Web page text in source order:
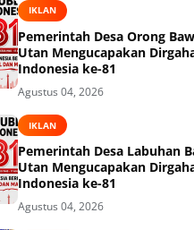
IKLAN
Pemerintah Desa Orong
Utan Mengucapakan
Indonesia ke-81
Agustus 04, 2026
IKLAN
Pemerintah Desa Labuhan
Utan Mengucapakan
Indonesia ke-81
Agustus 04, 2026